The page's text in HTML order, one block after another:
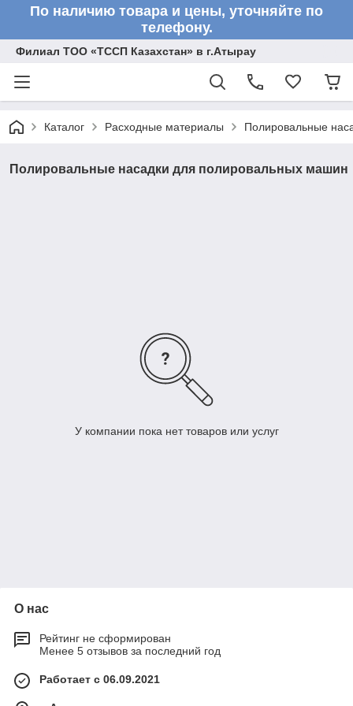
По наличию товара и цены, уточняйте по
телефону.
Филиал ТОО «ТССП Казахстан» в г.Атырау
Каталог Расходные материалы Полировальные
Полировальные насадки для полировальных машин
У компании пока нет товаров или услуг
О нас
Рейтинг не сформирован
Менее 5 отзывов за последний год
Работает с 06.09.2021